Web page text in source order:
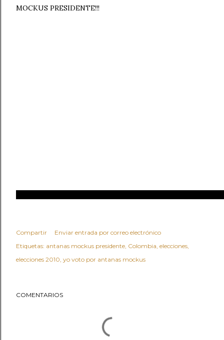
MOCKUS PRESIDENTE!!!
Compartir
Enviar entrada por correo electrónico
Etiquetas: antanas mockus presidente Colombia elecciones
elecciones 2010 yo voto por antanas mockus
COMENTARIOS